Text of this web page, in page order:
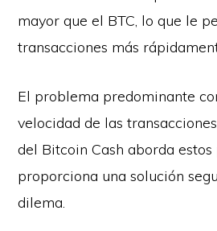
mayor que el BTC, lo que le
transacciones más
El problema predominante
velocidad de las
del Bitcoin Cash aborda
proporciona una solución
dilema.